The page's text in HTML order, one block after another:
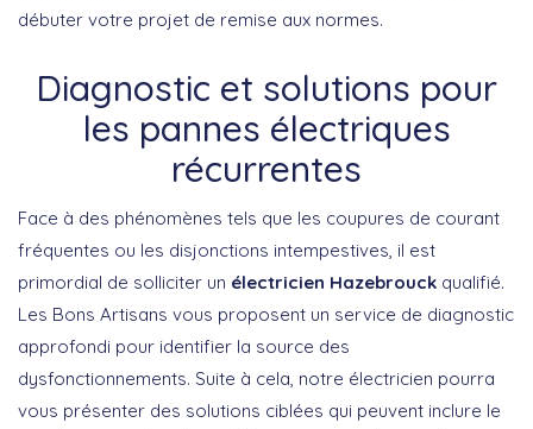
débuter votre projet de remise aux normes.
Diagnostic et solutions pour
les pannes électriques
récurrentes
Face à des phénomènes tels que les coupures de courant
fréquentes ou les disjonctions intempestives, il est
primordial de solliciter un électricien Hazebrouck qualifié.
Les Bons Artisans vous proposent un service de diagnostic
approfondi pour identifier la source des
dysfonctionnements. Suite à cela, notre électricien pourra
vous présenter des solutions ciblées qui peuvent inclure le